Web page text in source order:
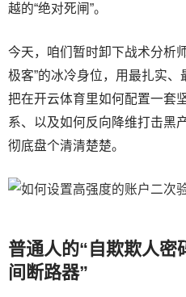
越的“绝对死闸”。
今天，咱们暂时卸下战术分析
极客”的冰冷身位，用最扎实、
把在开云体育里如何配置一套
系、以及如何反向降维打击黑
彻底盘个清清楚楚。
普通人的“自欺欺人密
间断路器”